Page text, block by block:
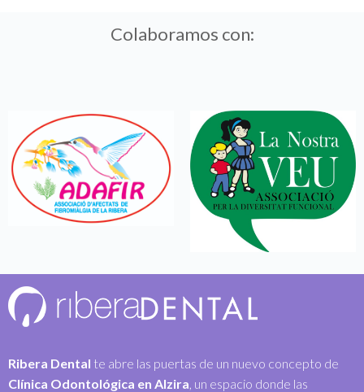
Colaboramos con:
Ribera Dental te abre las puertas de un nuevo concepto de
Clínica Odontológica en Alzira , un espacio donde las